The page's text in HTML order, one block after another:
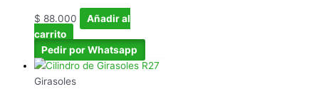
$ 88.000
Añadir al
carrito
Pedir por Whatsapp
Girasoles